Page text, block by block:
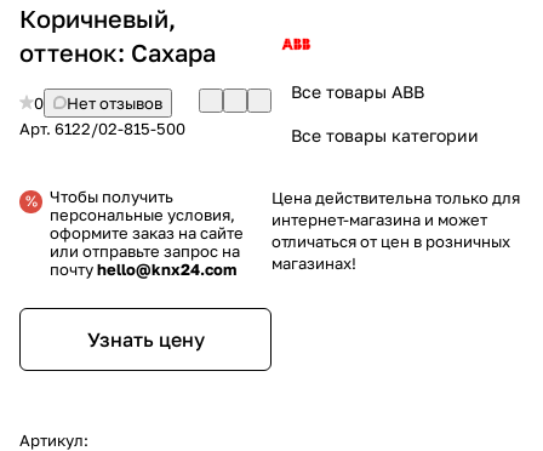
Коричневый,
оттенок: Сахара
0
Нет отзывов
Арт. 6122/02-815-500
Чтобы получить
персональные условия,
оформите заказ на сайте
или отправьте запрос на
почтуhello@knx24.com
Узнать цену
Артикул:
Все товары ABB
Все товары категории
Цена действительна только для
интернет-магазина и может
отличаться от цен в розничных
магазинах!